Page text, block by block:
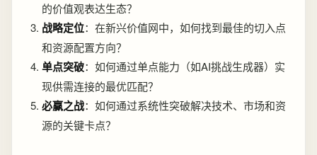
的价值观表达生态？
战略定位：在新兴价值网中，如何找到最佳的切入点
和资源配置方向？
单点突破：如何通过单点能力（如AI挑战生成器）实
现供需连接的最优匹配？
必赢之战：如何通过系统性突破解决技术、市场和资
源的关键卡点？